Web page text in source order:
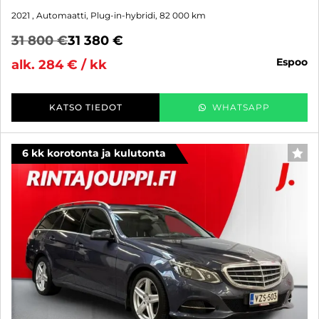
2021 , Automaatti, Plug-in-hybridi, 82 000 km
31 800 €31 380 €
alk. 284 € / kk
espoo
KATSO TIEDOT WHATSAPP
6 kk korotonta ja kulutonta